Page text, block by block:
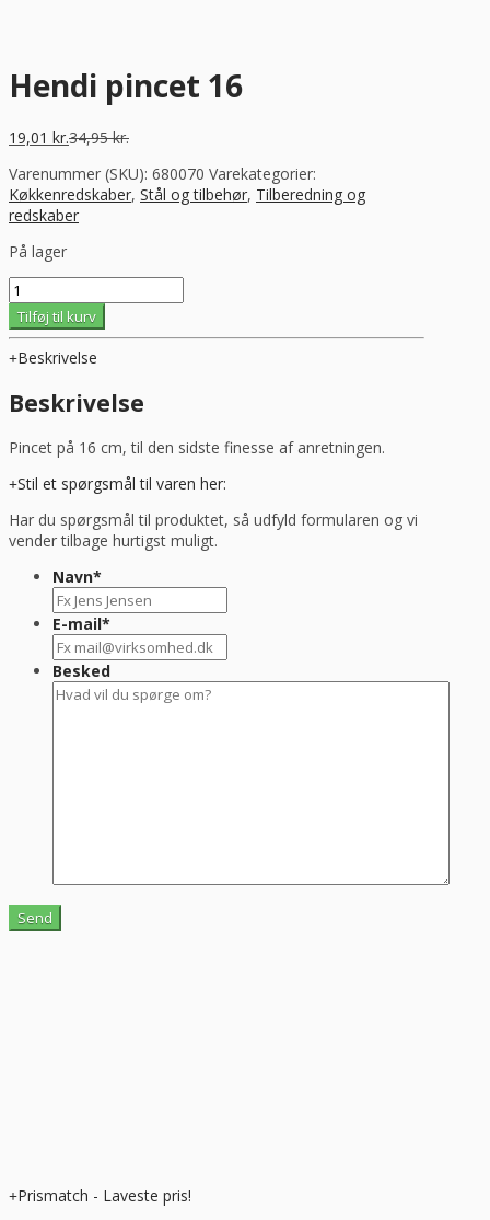
Hendi pincet 16
19,01 kr.34,95kr.
Varenummer (SKU): 680070 Varekategorier:
Køkkenredskaber, Stål og tilbehør, Tilberedning og
redskaber
På lager
Hendi
pincet
16
antal
Tilføj til kurv
Beskrivelse
Beskrivelse
Pincet på 16 cm, til den sidste finesse af anretningen.
Stil et spørgsmål til varen her:
Har du spørgsmål til produktet, så udfyld formularen og vi
vender tilbage hurtigst muligt.
Navn*
E-mail*
Besked
Prismatch - Laveste pris!